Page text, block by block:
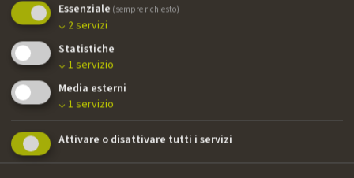
›› Morden im Norden| serie TV | NDF, NDR |
sceneggiatrice
Nazionalità
Tedesca
Email
Essenziale (sempre richiesto)
↓ 2 servizi
Statistiche
↓ 1 servizio
Media esterni
↓ 1 servizio
Attivare o disattivare tutti i servizi